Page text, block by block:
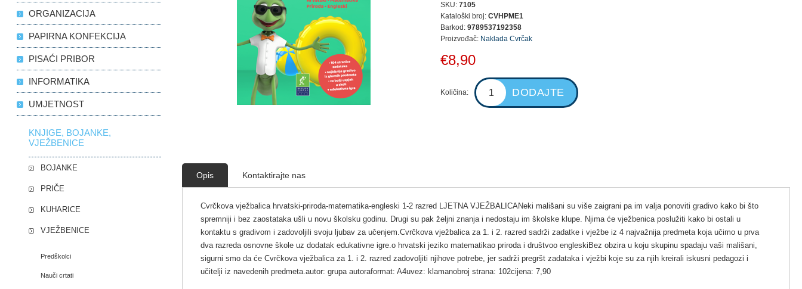
SKU: 7105
Kataloški broj: CVHPME1
Barkod: 9789537192358
Proizvođač: Naklada Cvrčak
€8,90
Količina:
Opis Kontaktirajte nas
Cvrčkova vježbalica hrvatski-priroda-matematika-engleski 1-2 razred LJETNA VJEŽBALICANeki mališani su više zaigrani pa im valja ponoviti gradivo kako bi što
spremniji i bez zaostataka ušli u novu školsku godinu. Drugi su pak željni znanja i nedostaju im školske klupe. Njima će vježbenica poslužiti kako bi ostali u
kontaktu s gradivom i zadovoljili svoju ljubav za učenjem.Cvrčkova vježbalica za 1. i 2. razred sadrži zadatke i vježbe iz 4 najvažnija predmeta koja učimo u prva
dva razreda osnovne škole uz dodatak edukativne igre.o hrvatski jeziko matematikao priroda i društvoo engleskiBez obzira u koju skupinu spadaju vaši mališani,
sigurni smo da će Cvrčkova vježbalica za 1. i 2. razred zadovoljiti njihove potrebe, jer sadrži pregršt zadataka i vježbi koje su za njih kreirali iskusni pedagozi i
učitelji iz navedenih predmeta.autor: grupa autoraformat: A4uvez: klamanobroj strana: 102cijena: 7,90
ORGANIZACIJA
PAPIRNA KONFEKCIJA
PISAĆI PRIBOR
INFORMATIKA
UMJETNOST
KNJIGE, BOJANKE,
VJEŽBENICE
BOJANKE
PRIČE
KUHARICE
VJEŽBENICE
Predškolci
Nauči crtati